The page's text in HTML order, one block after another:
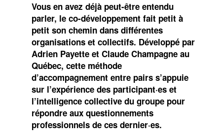
Vous en avez déjà peut-être entendu
parler, le co-développement fait petit à
petit son chemin dans différentes
organisations et collectifs. Développé par
Adrien Payette et Claude Champagne au
Québec, cette méthode
d’accompagnement entre pairs s’appuie
sur l’expérience des participant·es et
l’intelligence collective du groupe pour
répondre aux questionnements
professionnels de ces dernier·es.